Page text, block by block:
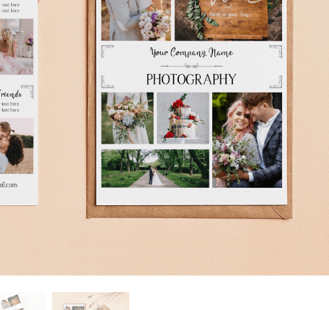
sản phẩm Dịch vụ sửa lại đồ trang sức Dữ liệu Đào tạo AI